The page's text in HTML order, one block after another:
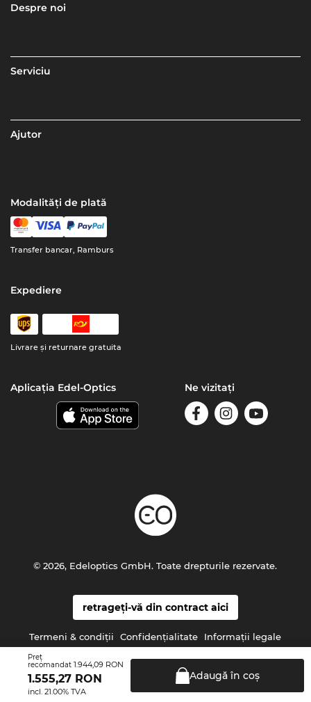
Preţ
recomandat 1.944,09 RON
1.555,27 RON
incl. 21.00% TVA
Adaugă în coş
Despre noi
Serviciu
Ajutor
Modalități de plată
Transfer bancar, Ramburs
Expediere
Livrare şi returnare gratuita
Aplicația Edel-Optics Ne vizitați
retrageți-vă din contract aici
Termeni & condiţii Confidenţialitate Informaţii legale
© 2026, Edeloptics GmbH. Toate drepturile rezervate.